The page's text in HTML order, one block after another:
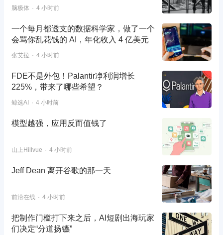
脑极体 4 小时前
一个每月都透支的数据科学家，做了一个
会骂你乱花钱的 AI，年化收入 4 亿美元
张艾拉 4 小时前
FDE不是外包！Palantir净利润增长
225%，带来了哪些希望？
鲸选AI 4 小时前
模型越强，应用反而值钱了
山上Hillvue 4 小时前
Jeff Dean 离开谷歌的那一天
前沿在线 4 小时前
把制作门槛打下来之后，AI短剧出海玩家
们决定“分道扬镳”